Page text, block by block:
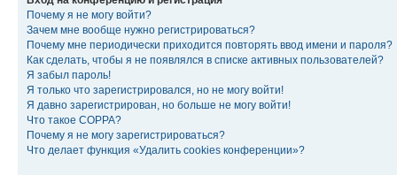
Почему я не могу войти?
Зачем мне вообще нужно регистрироваться?
Почему мне периодически приходится повторять ввод имени и пароля?
Как сделать, чтобы я не появлялся в списке активных пользователей?
Я забыл пароль!
Я только что зарегистрировался, но не могу войти!
Я давно зарегистрирован, но больше не могу войти!
Что такое COPPA?
Почему я не могу зарегистрироваться?
Что делает функция «Удалить cookies конференции»?